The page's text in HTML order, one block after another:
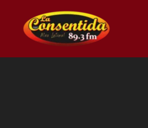
contenido